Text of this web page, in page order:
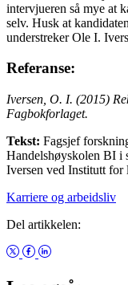
intervjueren så mye at
selv. Husk at
understreker Ole I.
Referanse:
Iversen, O. I. (2015)
Fagbokforlaget.
Tekst: Fagsjef
Handelshøyskolen BI i
Iversen ved Institutt for
Karriere og arbeidsliv
Del artikkelen: